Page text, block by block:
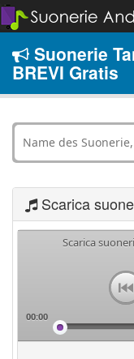
Suonerie
BREVI Gratis
Scarica suonerie
Scarica
00:00